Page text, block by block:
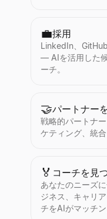
💼採用
LinkedIn、
— AIを活用した
ーチ。
🤝パートナー
戦略的パートナ
ケティング、統合
🏅 コーチを見
あなたのニーズ
ジネス、キャリ
チをAIがマッチン